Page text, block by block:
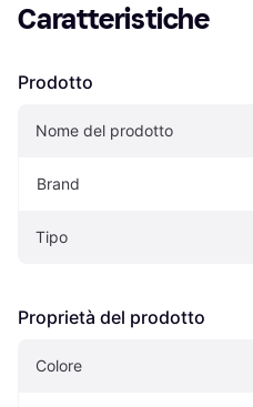
Caratteristiche
Prodotto
Nome del prodotto
Brand
Tipo
Proprietà del prodotto
Colore